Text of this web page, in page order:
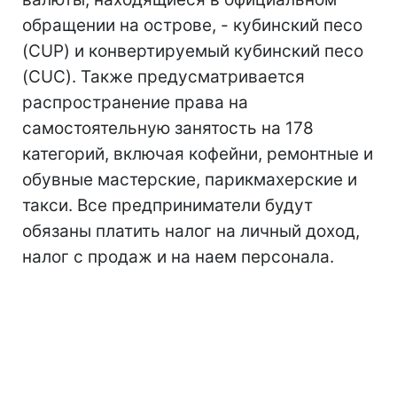
обращении на острове, - кубинский песо
(CUP) и конвертируемый кубинский песо
(CUC). Также предусматривается
распространение права на
самостоятельную занятость на 178
категорий, включая кофейни, ремонтные и
обувные мастерские, парикмахерские и
такси. Все предприниматели будут
обязаны платить налог на личный доход,
налог с продаж и на наем персонала.